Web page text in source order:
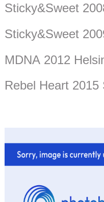
Sticky&Sweet
Sticky&Sweet
MDNA 2012
Rebel Heart 2015